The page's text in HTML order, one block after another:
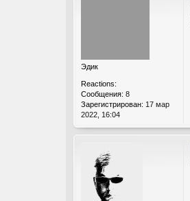
Эдик
Reactions:
Сообщения: 8
Зарегистрирован: 17 мар
2022, 16:04